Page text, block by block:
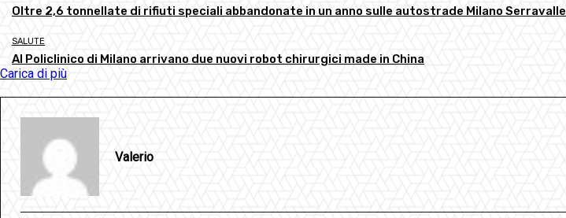
Oltre 2,6 tonnellate di rifiuti speciali abbandonate in un anno sulle autostrade Milano Serravalle
SALUTE
Al Policlinico di Milano arrivano due nuovi robot chirurgici made in China
Carica di più
Valerio